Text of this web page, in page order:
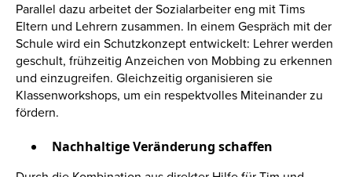
Parallel dazu arbeitet der Sozialarbeiter eng mit Tims
Eltern und Lehrern zusammen. In einem Gespräch mit der
Schule wird ein Schutzkonzept entwickelt: Lehrer werden
geschult, frühzeitig Anzeichen von Mobbing zu erkennen
und einzugreifen. Gleichzeitig organisieren sie
Klassenworkshops, um ein respektvolles Miteinander zu
fördern.
Nachhaltige Veränderung schaffen